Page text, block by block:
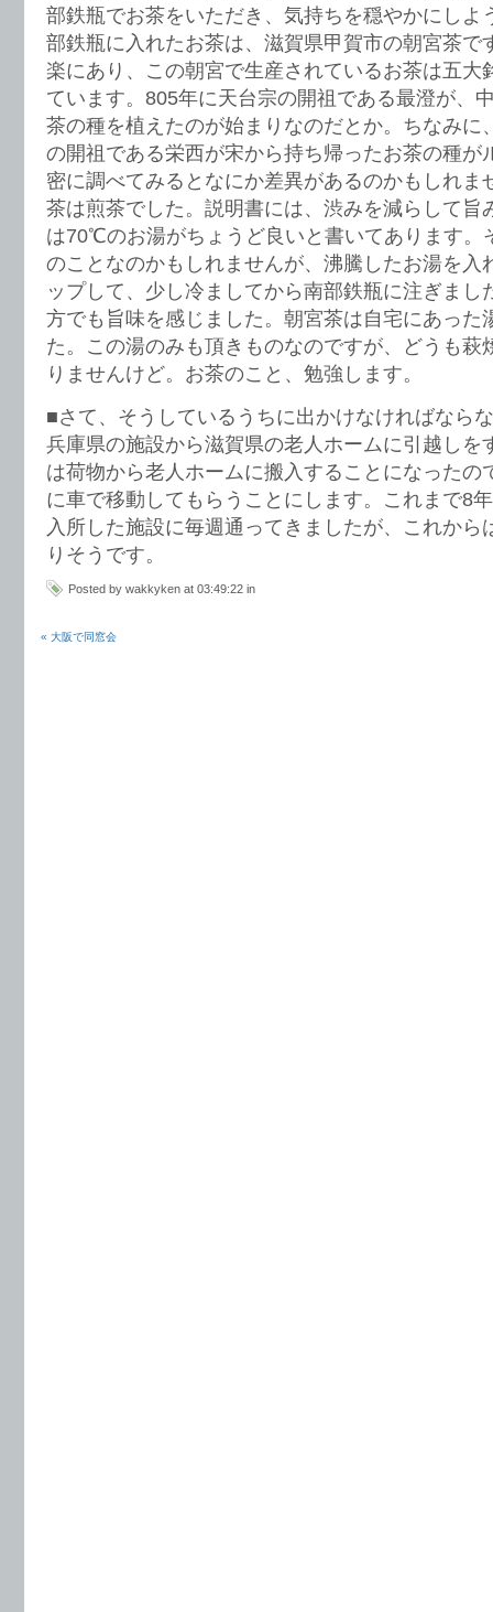
部鉄瓶でお茶をいただき、気持ちを穏やかにしよ
部鉄瓶に入れたお茶は、滋賀県甲賀市の朝宮茶で
楽にあり、この朝宮で生産されているお茶は五大
ています。805年に天台宗の開祖である最澄が、
茶の種を植えたのが始まりなのだとか。ちなみに
の開祖である栄西が宋から持ち帰ったお茶の種が
密に調べてみるとなにか差異があるのかもしれま
茶は煎茶でした。説明書には、渋みを減らして旨
は70℃のお湯がちょうど良いと書いてあります。
のことなのかもしれませんが、沸騰したお湯を入
ップして、少し冷ましてから南部鉄瓶に注ぎまし
方でも旨味を感じました。朝宮茶は自宅にあった
た。この湯のみも頂きものなのですが、どうも
りませんけど。お茶のこと、勉強します。
■さて、そうしているうちに出かけなければなら
兵庫県の施設から滋賀県の老人ホームに引越しを
は荷物から老人ホームに搬入することになったの
に車で移動してもらうことにします。これまで8
入所した施設に毎週通ってきましたが、これから
りそうです。
Posted by wakkyken at 03:49:22 in
« 大阪で同窓会